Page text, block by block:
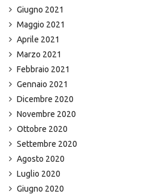
Giugno 2021
Maggio 2021
Aprile 2021
Marzo 2021
Febbraio 2021
Gennaio 2021
Dicembre 2020
Novembre 2020
Ottobre 2020
Settembre 2020
Agosto 2020
Luglio 2020
Giugno 2020